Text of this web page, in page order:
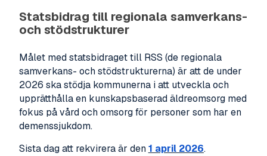
Statsbidrag till regionala samverkans-
och stödstrukturer
Målet med statsbidraget till RSS (de regionala
samverkans- och stödstrukturerna) är att de under
2026 ska stödja kommunerna i att utveckla och
upprätthålla en kunskapsbaserad äldreomsorg med
fokus på vård och omsorg för personer som har en
demenssjukdom.
Sista dag att rekvirera är den 1 april 2026.